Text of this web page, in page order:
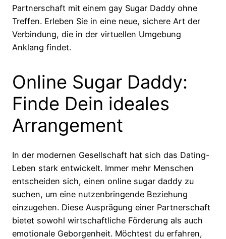
Partnerschaft mit einem gay Sugar Daddy ohne
Treffen. Erleben Sie in eine neue, sichere Art der
Verbindung, die in der virtuellen Umgebung
Anklang findet.
Online Sugar Daddy:
Finde Dein ideales
Arrangement
In der modernen Gesellschaft hat sich das Dating-
Leben stark entwickelt. Immer mehr Menschen
entscheiden sich, einen online sugar daddy zu
suchen, um eine nutzenbringende Beziehung
einzugehen. Diese Ausprägung einer Partnerschaft
bietet sowohl wirtschaftliche Förderung als auch
emotionale Geborgenheit. Möchtest du erfahren,